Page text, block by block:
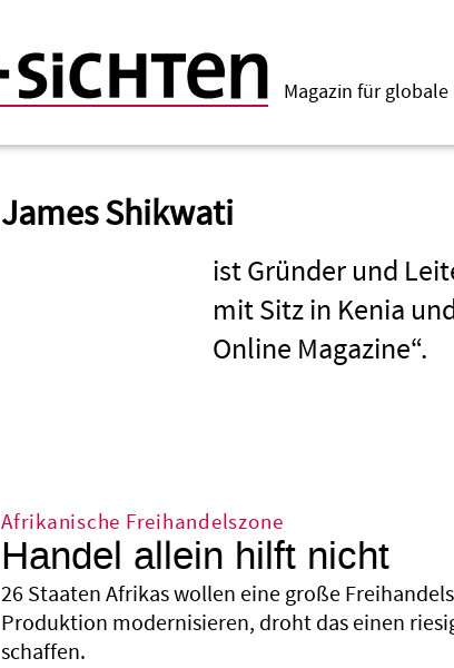
Magazin für
James Shikwati
ist Gründer und
mit Sitz in Kenia
Online Magazine“.
Afrikanische Freihandelszone
Handel allein hilft nicht
26 Staaten Afrikas wollen eine große
Produktion modernisieren, droht das einen
schaffen.